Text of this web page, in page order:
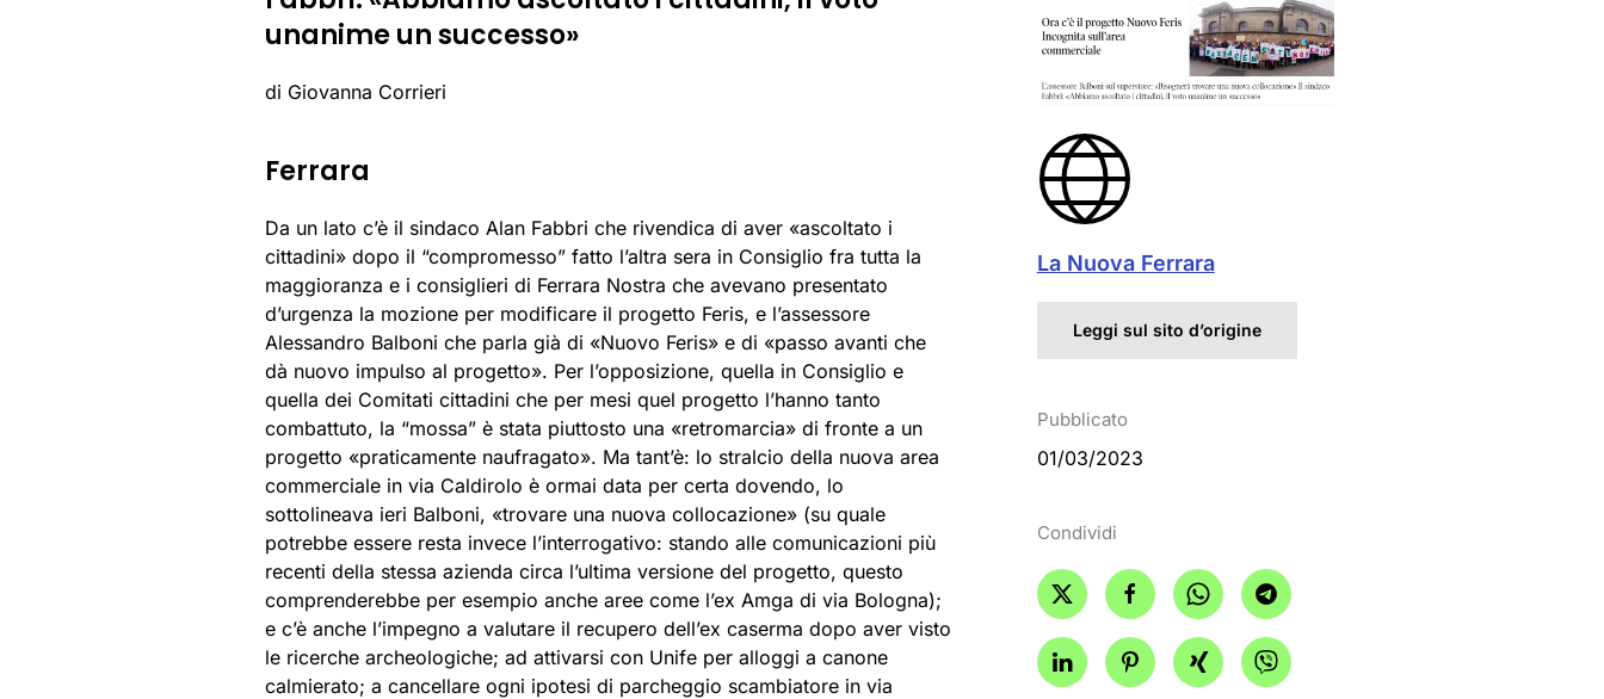
unanime un successo»
di Giovanna Corrieri
Ferrara
Da un lato c’è il sindaco Alan Fabbri che rivendica di aver «ascoltato i
cittadini» dopo il “compromesso” fatto l’altra sera in Consiglio fra tutta la
maggioranza e i consiglieri di Ferrara Nostra che avevano presentato
d’urgenza la mozione per modificare il progetto Feris, e l’assessore
Alessandro Balboni che parla già di «Nuovo Feris» e di «passo avanti che
dà nuovo impulso al progetto». Per l’opposizione, quella in Consiglio e
quella dei Comitati cittadini che per mesi quel progetto l’hanno tanto
combattuto, la “mossa” è stata piuttosto una «retromarcia» di fronte a un
progetto «praticamente naufragato». Ma tant’è: lo stralcio della nuova area
commerciale in via Caldirolo è ormai data per certa dovendo, lo
sottolineava ieri Balboni, «trovare una nuova collocazione» (su quale
potrebbe essere resta invece l’interrogativo: stando alle comunicazioni più
recenti della stessa azienda circa l’ultima versione del progetto, questo
comprenderebbe per esempio anche aree come l’ex Amga di via Bologna);
e c’è anche l’impegno a valutare il recupero dell’ex caserma dopo aver visto
le ricerche archeologiche; ad attivarsi con Unife per alloggi a canone
calmierato; a cancellare ogni ipotesi di parcheggio scambiatore in via
Ingrandisci
La Nuova Ferrara
Leggi sul sito d’origine
Pubblicato
01/03/2023
Condividi